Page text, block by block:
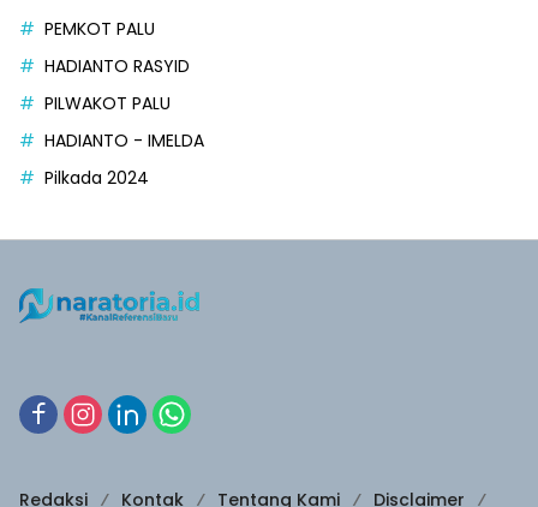
PEMKOT PALU
HADIANTO RASYID
PILWAKOT PALU
HADIANTO - IMELDA
Pilkada 2024
Redaksi Kontak Tentang Kami Disclaimer